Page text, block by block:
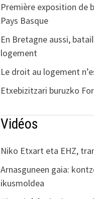
Première exposition de
Pays Basque
En Bretagne aussi,
logement
Le droit au logement
Etxebizitzari buruzko
Vidéos
Niko Etxart eta EHZ,
Arnasguneen gaia:
ikusmoldea